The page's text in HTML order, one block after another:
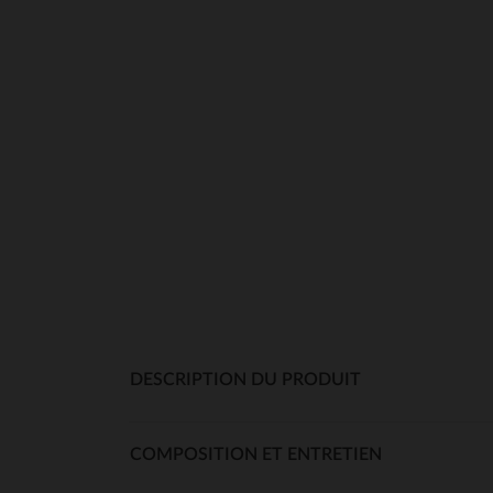
DESCRIPTION DU PRODUIT
COMPOSITION ET ENTRETIEN